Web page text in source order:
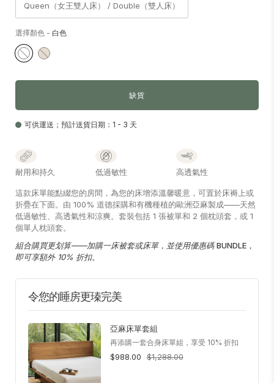
Queen（女王雙人床） / Double（雙人床）
選擇顏色 - 白色
缺貨
可供運送；預計送貨日期：1 - 3 天
耐用和持久 低過敏性 高透氣性
這款床單能點綴您的房間，為您的床增添溫馨暖意，可置於床褥上或
折疊在下面。由 100% 道德採購和有機種植的歐洲亞麻製成——天然
低過敏性、高透氣性和涼爽。套裝包括 1 張被單和 2 個枕頭套，或 1
個單人枕頭套。
組合購買更划算——加購一床被套或床單，並使用優惠碼 BUNDLE，
即可享額外 10% 折扣。
令您的睡房更瑧完美
亞麻床單套組
再添購一套合身床單組，享受 10% 折扣
$988.00 $1,288.00